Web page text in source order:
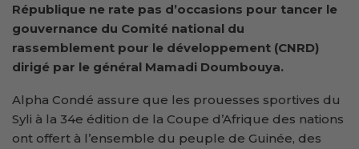
République ne rate pas d’occasions pour tancer le
gouvernance du Comité national du
rassemblement pour le développement (CNRD)
dirigé par le général Mamadi Doumbouya.
Alpha Condé assure que les prouesses sportives du
Syli à la 34e édition de la Coupe d’Afrique des nations
ont offert à l’ensemble du peuple de Guinée, des